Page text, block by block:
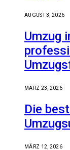
AUGUST 3, 2026
Umzug
MÄRZ 23, 2026
Die
MÄRZ 12, 2026